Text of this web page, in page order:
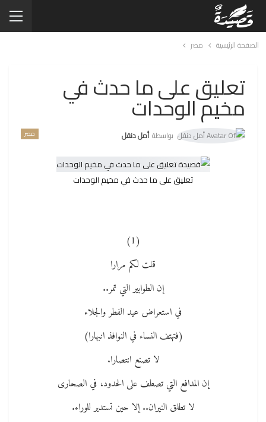
الصفحة الرئيسية مصر
تعليق على ما حدث في
مخيم الوحدات
مصر بواسطة أمل دنقل
تعليق على ما حدث في مخيم الوحدات
(1)
قلت لكم مرارا
إن الطوابير التي تمر..
في استعراض عيد الفطر والجلاء
(فتهتف النساء في النوافذ انبهارا)
لا تصنع انتصارا.
إن المدافع التي تصطف على الحدود، في الصحارى
لا تطلق النيران.. إلا حين تستدير للوراء.